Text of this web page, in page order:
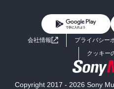
ライトノベル
よくあるご質問
会社情報 プライバシー
クッキー
Copyright 2017 - 2026 Sony